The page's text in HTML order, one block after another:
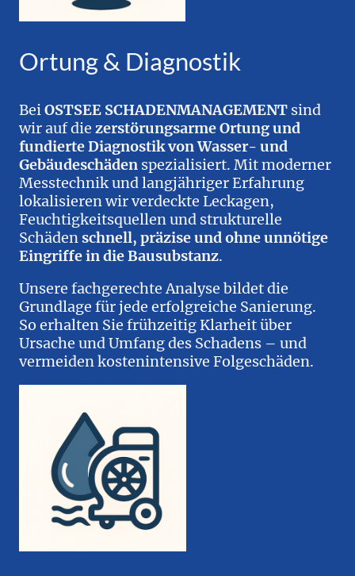
Ortung & Diagnostik
BeiOSTSEE SCHADENMANAGEMENT sind
wir auf die zerstörungsarme Ortung und
fundierte Diagnostik von Wasser- und
Gebäudeschäden spezialisiert. Mit moderner
Messtechnik und langjähriger Erfahrung
lokalisieren wir verdeckte Leckagen,
Feuchtigkeitsquellen und strukturelle
Schäden schnell, präzise und ohne unnötige
Eingriffe in die Bausubstanz.
Unsere fachgerechte Analyse bildet die
Grundlage für jede erfolgreiche Sanierung.
So erhalten Sie frühzeitig Klarheit über
Ursache und Umfang des Schadens – und
vermeiden kostenintensive Folgeschäden.